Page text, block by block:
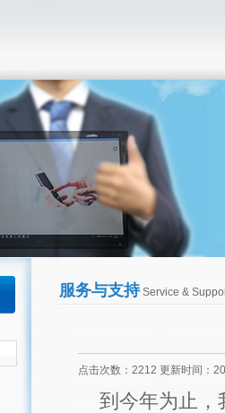
服务与支持Service &
点击次数：2212 更新时间：
到今年为止，